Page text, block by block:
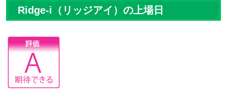
Ridge-i（リッジアイ）の上場日